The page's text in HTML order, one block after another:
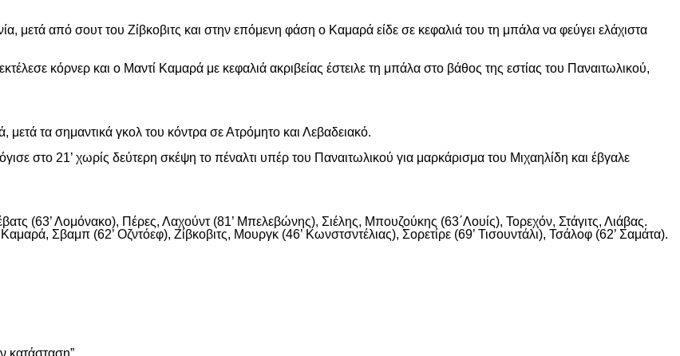
μετά από σουτ του Ζίβκοβιτς και στην επόμενη φάση ο Καμαρά είδε σε κεφαλιά του τη μπάλα να φεύγει ελάχιστα
κόρνερ και ο Μαντί Καμαρά με κεφαλιά ακριβείας έστειλε τη μπάλα στο βάθος της εστίας του Παναιτωλικού,
τα σημαντικά γκολ του κόντρα σε Ατρόμητο και Λεβαδειακό.
στο 21’ χωρίς δεύτερη σκέψη το πέναλτι υπέρ του Παναιτωλικού για μαρκάρισμα του Μιχαηλίδη και έβγαλε
(63’ Λομόνακο), Πέρες, Λαχούντ (81’ Μπελεβώνης), Σιέλης, Μπουζούκης (63΄Λουίς), Τορεχόν, Στάγιτς, Λιάβας.
Σβαμπ (62’ Οζντόεφ), Ζίβκοβιτς, Μουργκ (46’ Κωνστσντέλιας), Σορετίρε (69’ Τισουντάλι), Τσάλοφ (62’ Σαμάτα).
κατάσταση”